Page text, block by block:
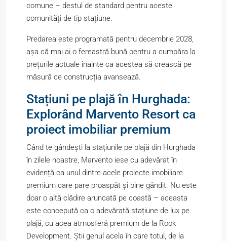
comune – destul de standard pentru aceste
comunități de tip stațiune.
Predarea este programată pentru decembrie 2028,
așa că mai ai o fereastră bună pentru a cumpăra la
prețurile actuale înainte ca acestea să crească pe
măsură ce construcția avansează.
Stațiuni pe plajă în Hurghada:
Explorând Marvento Resort ca
proiect imobiliar premium
Când te gândești la stațiunile pe plajă din Hurghada
în zilele noastre, Marvento iese cu adevărat în
evidență ca unul dintre acele proiecte imobiliare
premium care pare proaspăt și bine gândit. Nu este
doar o altă clădire aruncată pe coastă – aceasta
este concepută ca o adevărată stațiune de lux pe
plajă, cu acea atmosferă premium de la Rook
Development. Știi genul acela în care totul, de la